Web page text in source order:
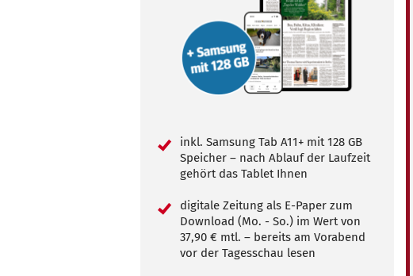
inkl. Samsung Tab A11+ mit 128 GB
Speicher – nach Ablauf der Laufzeit
gehört das Tablet Ihnen
digitale Zeitung als E-Paper zum
Download (Mo. - So.) im Wert von
37,90 € mtl. – bereits am Vorabend
vor der Tagesschau lesen